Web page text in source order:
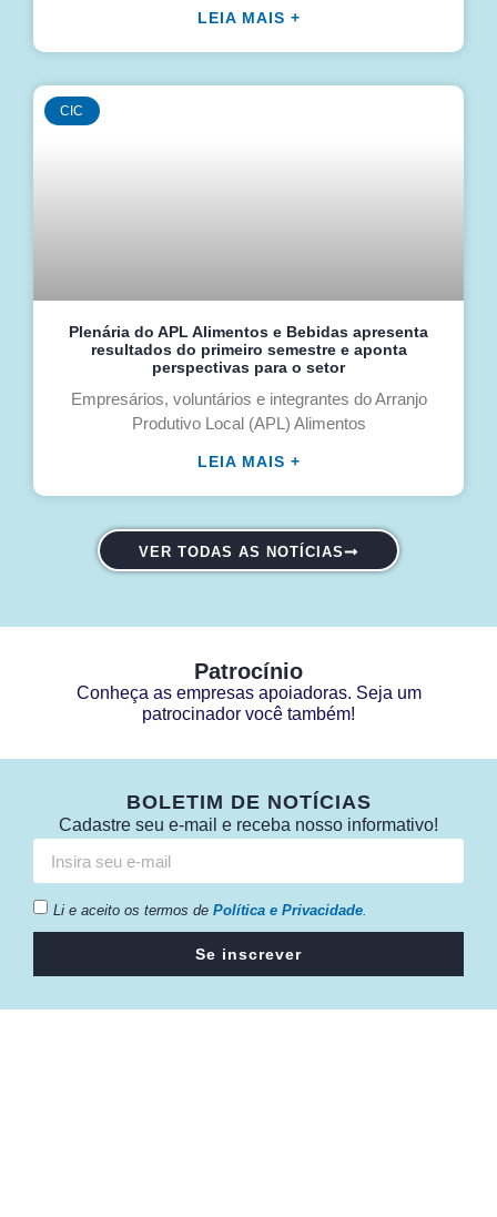
LEIA MAIS +
CIC
Plenária do APL Alimentos e Bebidas apresenta
resultados do primeiro semestre e aponta
perspectivas para o setor
Empresários, voluntários e integrantes do Arranjo
Produtivo Local (APL) Alimentos
LEIA MAIS +
VER TODAS AS NOTÍCIAS
Patrocínio
Conheça as empresas apoiadoras. Seja um
patrocinador você também!
BOLETIM DE NOTÍCIAS
Cadastre seu e-mail e receba nosso informativo!
Li e aceito os termos de Política e Privacidade.
Se inscrever